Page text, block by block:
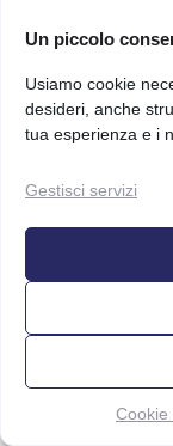
Un piccolo
Usiamo cookie
desideri, anche
tua esperienza e i
Gestisci servizi
Cookie